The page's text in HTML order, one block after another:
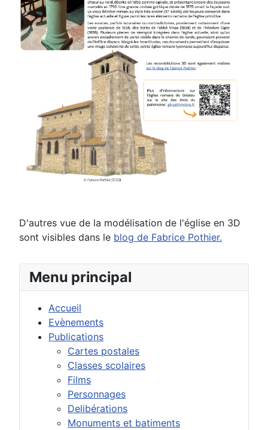
Menu principal
Accueil
Evènements
Publications
Cartes postales
Classes scolaires
Films
Personnages
Delibérations
Monuments et batiments
D'autres vue de la modélisation de l'église en 3D
sont visibles dans le blog de Fabrice Pothier.